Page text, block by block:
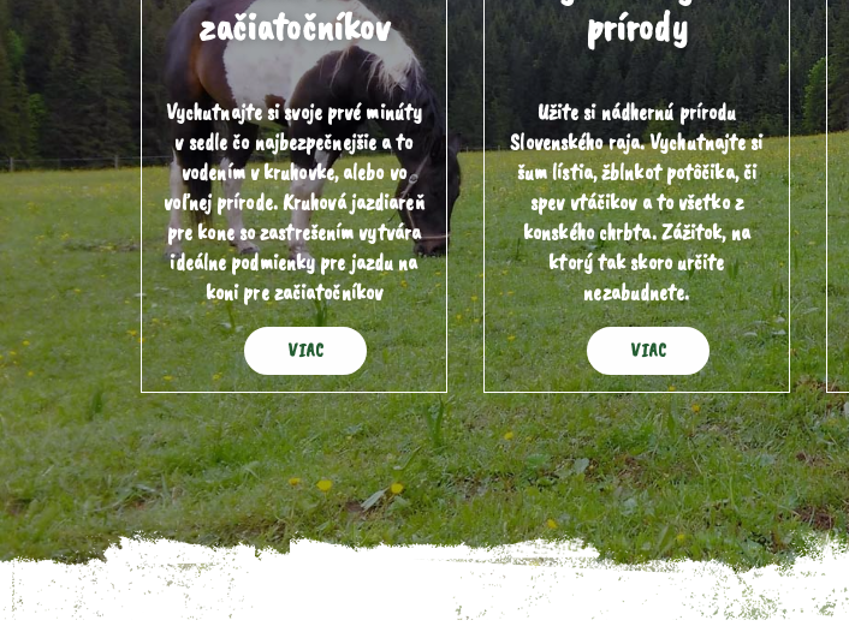
začiatočníkov
Vychutnajte si svoje prvé minúty
v sedle čo najbezpečnejšie a to
vodením v kruhovke, alebo vo
voľnej prírode. Kruhová jazdiareň
pre kone so zastrešením vytvára
ideálne podmienky pre jazdu na
koni pre začiatočníkov
VIAC
prírody
Užite si nádhernú prírodu
Slovenského raja. Vychutnajte si
šum lístia, žblnkot potôčika, či
spev vtáčikov a to všetko z
konského chrbta. Zážitok, na
ktorý tak skoro určite
nezabudnete.
VIAC